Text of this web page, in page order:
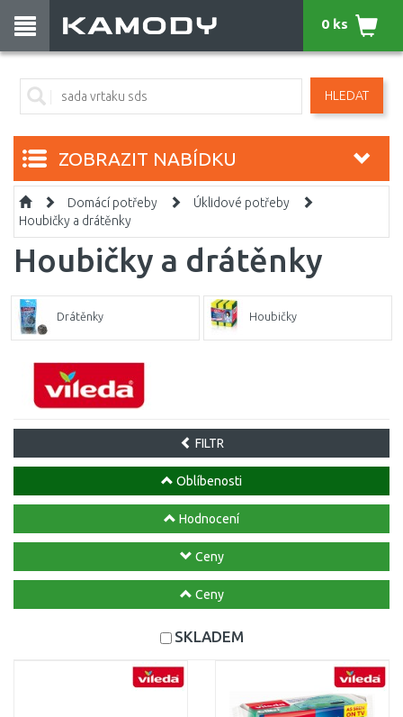
HLEDAT
0 ks
ZOBRAZIT NABÍDKU
Domácí potřeby
Úklidové potřeby
Houbičky a drátěnky
Houbičky a drátěnky
Drátěnky Houbičky
FILTR
Oblíbenosti
Hodnocení
Ceny
Ceny
SKLADEM